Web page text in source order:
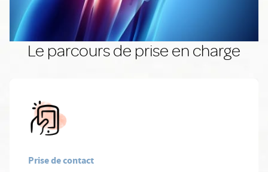
Le parcours de prise en charge
Prise de contact